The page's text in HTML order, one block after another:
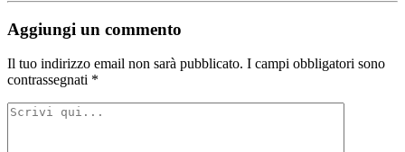
Aggiungi un commento
Il tuo indirizzo email non sarà pubblicato. I campi obbligatori sono
contrassegnati *